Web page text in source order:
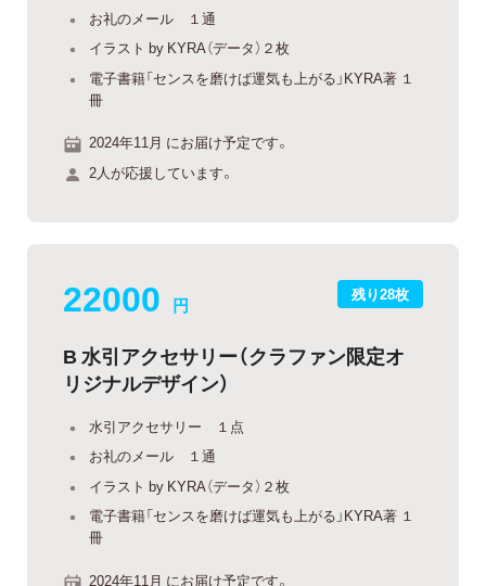
お礼のメール １通
イラスト by KYRA（データ）２枚
電子書籍「センスを磨けば運気も上がる」KYRA著 １
冊
2024年11月 にお届け予定です。
2人が応援しています。
残り28枚
22000 円
B 水引アクセサリー（クラファン限定オ
リジナルデザイン）
水引アクセサリー １点
お礼のメール １通
イラスト by KYRA（データ）２枚
電子書籍「センスを磨けば運気も上がる」KYRA著 １
冊
2024年11月 にお届け予定です。